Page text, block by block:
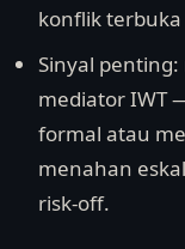
konflik
Sinyal penting:
mediator IWT
formal atau
menahan
risk-off.